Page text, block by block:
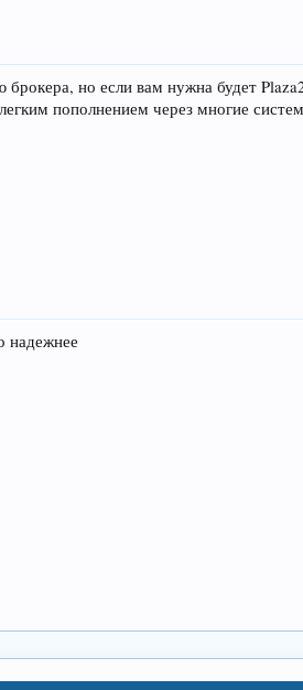
но если вам нужна будет
пополнением через многие
надежнее